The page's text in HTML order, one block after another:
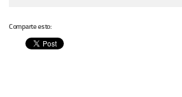
Comparte esto: